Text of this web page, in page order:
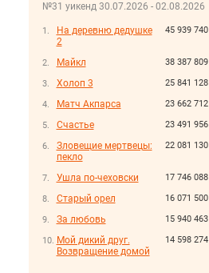
№31 уикенд 30.07.2026 - 02.08.2026
45 939 740
На деревню дедушке
2
38 387 809
Майкл
25 841 128
Холоп 3
23 662 712
Матч Акпарса
23 491 956
Счастье
22 081 130
Зловещие мертвецы:
пекло
17 746 088
Ушла по-чеховски
16 071 500
Старый орел
15 940 463
За любовь
14 598 274
Мой дикий друг.
Возвращение домой